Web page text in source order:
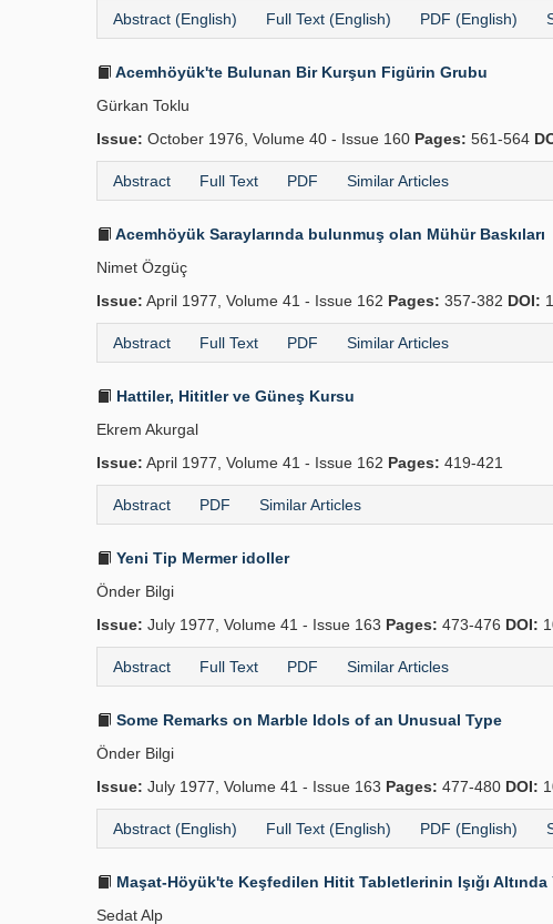
Abstract (English) Full Text (English) PDF (English)
Acemhöyük'te Bulunan Bir Kurşun Figürin Grubu
Gürkan Toklu
Issue: October 1976, Volume 40 - Issue 160 Pages: 561-564
Abstract Full Text PDF Similar Articles
Acemhöyük Saraylarında bulunmuş olan Mühür Baskıları
Nimet Özgüç
Issue: April 1977, Volume 41 - Issue 162 Pages: 357-382 DOI:
Abstract Full Text PDF Similar Articles
Hattiler, Hititler ve Güneş Kursu
Ekrem Akurgal
Issue: April 1977, Volume 41 - Issue 162 Pages: 419-421
Abstract PDF Similar Articles
Yeni Tip Mermer idoller
Önder Bilgi
Issue: July 1977, Volume 41 - Issue 163 Pages: 473-476 DOI:
Abstract Full Text PDF Similar Articles
Some Remarks on Marble Idols of an Unusual Type
Önder Bilgi
Issue: July 1977, Volume 41 - Issue 163 Pages: 477-480 DOI:
Abstract (English) Full Text (English) PDF (English)
Maşat-Höyük'te Keşfedilen Hitit Tabletlerinin Işığı Altında
Sedat Alp